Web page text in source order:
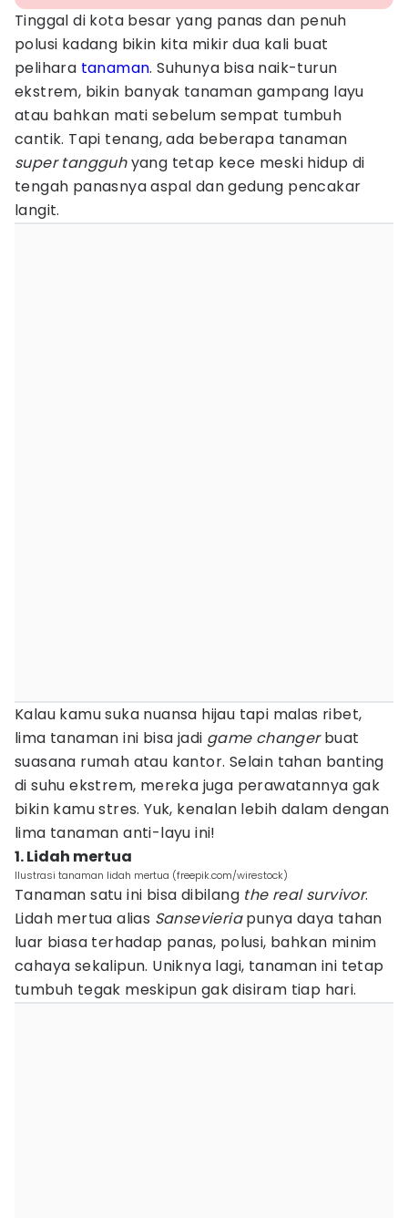
Tinggal di kota besar yang panas dan penuh
polusi kadang bikin kita mikir dua kali buat
pelihara tanaman. Suhunya bisa naik-turun
ekstrem, bikin banyak tanaman gampang layu
atau bahkan mati sebelum sempat tumbuh
cantik. Tapi tenang, ada beberapa tanaman
super tangguhyang tetap kece meski hidup di
tengah panasnya aspal dan gedung pencakar
langit.
Kalau kamu suka nuansa hijau tapi malas ribet,
lima tanaman ini bisa jadi game changerbuat
suasana rumah atau kantor. Selain tahan banting
di suhu ekstrem, mereka juga perawatannya gak
bikin kamu stres. Yuk, kenalan lebih dalam dengan
lima tanaman anti-layu ini!
1. Lidah mertua
Ilustrasi tanaman lidah mertua (freepik.com/wirestock)
Tanaman satu ini bisa dibilang the real survivor.
Lidah mertua alias Sansevieriapunya daya tahan
luar biasa terhadap panas, polusi, bahkan minim
cahaya sekalipun. Uniknya lagi, tanaman ini tetap
tumbuh tegak meskipun gak disiram tiap hari.